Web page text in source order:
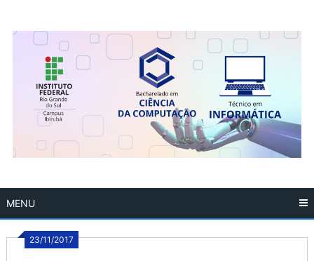
MENU
23/11/2017